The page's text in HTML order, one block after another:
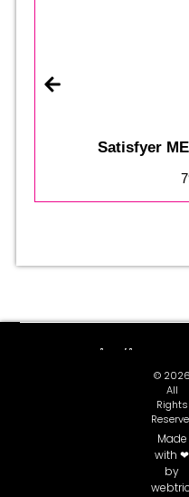
Satisfyer
© 2026
All
Rights
Made
with ❤
by